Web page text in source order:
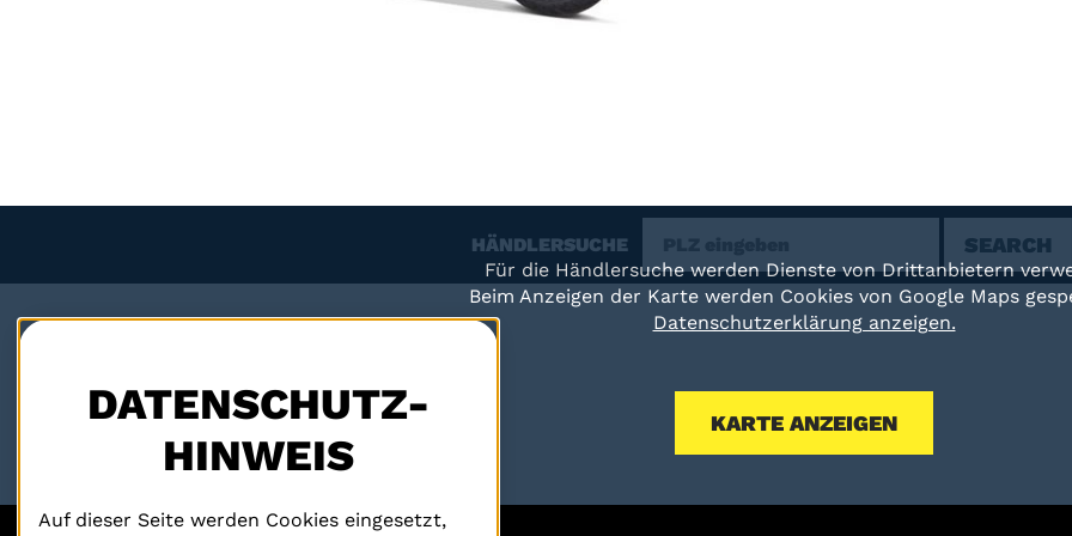
DATENSCHUTZ-
HINWEIS
Auf dieser Seite werden Cookies eingesetzt,
HÄNDLERSUCHE SEARCH
Für die Händlersuche werden Dienste von Drittanbietern
Beim Anzeigen der Karte werden Cookies von Google Maps
Datenschutzerklärung anzeigen.
KARTE ANZEIGEN